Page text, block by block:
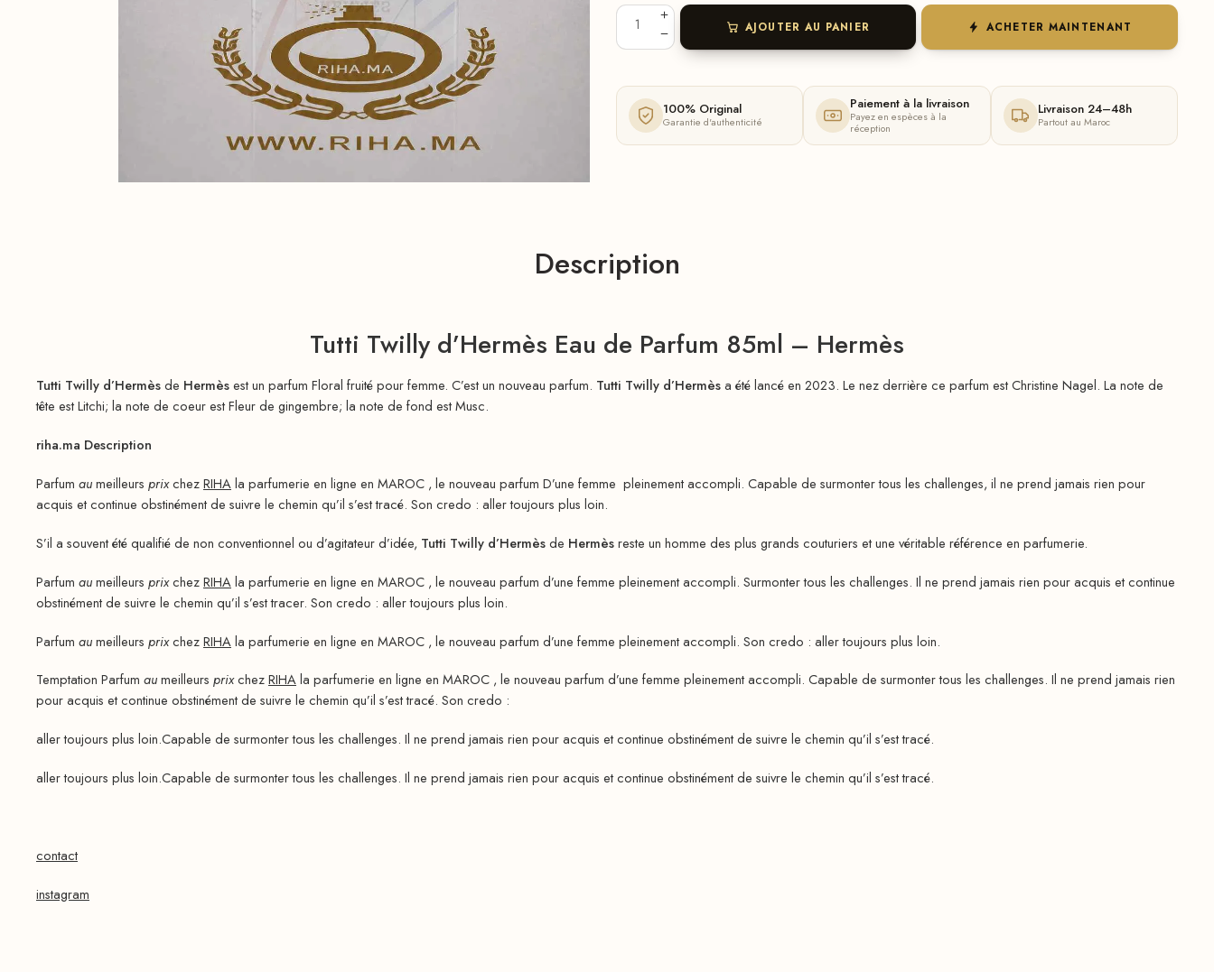
AJOUTER AU PANIER ACHETER MAINTENANT
100% Original
Garantie d'authenticité
Paiement à la livraison
Payez en espèces à la
réception
Livraison 24–48h
Partout au Maroc
Description
Tutti Twilly d’Hermès Eau de Parfum 85ml – Hermès
Tutti Twilly d’Hermèsde Hermèsest un parfum Floral fruité pour femme. C’est un nouveau parfum. Tutti Twilly d’Hermèsa été lancé en 2023. Le nez derrière ce parfum est Christine Nagel. La note de
tête est Litchi; la note de coeur est Fleur de gingembre; la note de fond est Musc.
riha.ma Description
Parfum aumeilleurs prixchezRIHAla parfumerie en ligne en MAROC , le nouveau parfum D’une femme pleinement accompli. Capable de surmonter tous les challenges, il ne prend jamais rien pour
acquis et continue obstinément de suivre le chemin qu’il s’est tracé. Son credo : aller toujours plus loin.
S’il a souvent été qualifié de non conventionnel ou d’agitateur d’idée, Tutti Twilly d’Hermèsde Hermèsreste un homme des plus grands couturiers et une véritable référence en parfumerie.
Parfum aumeilleurs prixchezRIHAla parfumerie en ligne en MAROC , le nouveau parfum d’une femme pleinement accompli. Surmonter tous les challenges. Il ne prend jamais rien pour acquis et continue
obstinément de suivre le chemin qu’il s’est tracer. Son credo : aller toujours plus loin.
Parfum aumeilleurs prixchezRIHAla parfumerie en ligne en MAROC , le nouveau parfum d’une femme pleinement accompli. Son credo : aller toujours plus loin.
Temptation Parfum aumeilleurs prixchezRIHAla parfumerie en ligne en MAROC , le nouveau parfum d’une femme pleinement accompli. Capable de surmonter tous les challenges. Il ne prend jamais rien
pour acquis et continue obstinément de suivre le chemin qu’il s’est tracé. Son credo :
aller toujours plus loin.Capable de surmonter tous les challenges. Il ne prend jamais rien pour acquis et continue obstinément de suivre le chemin qu’il s’est tracé.
aller toujours plus loin.Capable de surmonter tous les challenges. Il ne prend jamais rien pour acquis et continue obstinément de suivre le chemin qu’il s’est tracé.
contact
instagram